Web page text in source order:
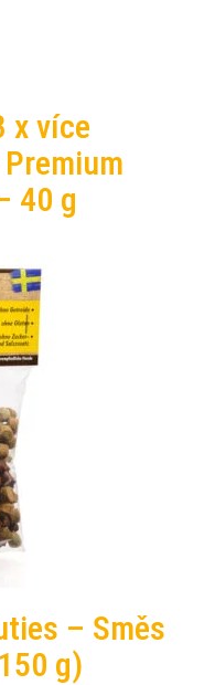
x více
40 g
– Směs
g)